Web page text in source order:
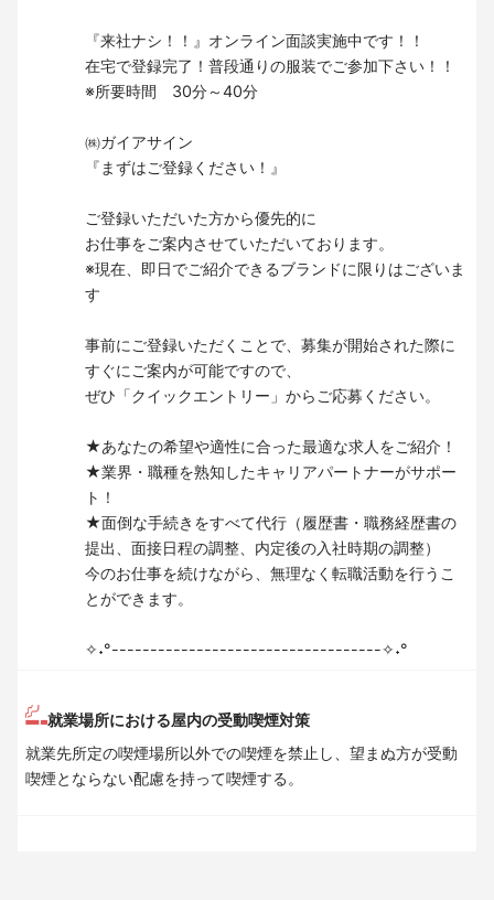
『来社ナシ！！』オンライン面談実施中です！！
在宅で登録完了！普段通りの服装でご参加下さい！！
※所要時間 30分～40分
㈱ガイアサイン
『まずはご登録ください！』
ご登録いただいた方から優先的に
お仕事をご案内させていただいております。
※現在、即日でご紹介できるブランドに限りはございま
す
事前にご登録いただくことで、募集が開始された際に
すぐにご案内が可能ですので、
ぜひ「クイックエントリー」からご応募ください。
★あなたの希望や適性に合った最適な求人をご紹介！
★業界・職種を熟知したキャリアパートナーがサポー
ト！
★面倒な手続きをすべて代行（履歴書・職務経歴書の
提出、面接日程の調整、内定後の入社時期の調整）
今のお仕事を続けながら、無理なく転職活動を行うこ
とができます。
✧˖°-----------------------------------✧˖°
就業場所における屋内の受動喫煙対策
就業先所定の喫煙場所以外での喫煙を禁止し、望まぬ方が受動
喫煙とならない配慮を持って喫煙する。